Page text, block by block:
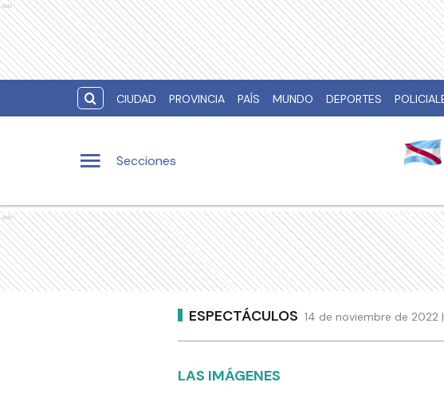
Ads
CIUDAD PROVINCIA PAÍS MUNDO DEPORTES
Secciones
Ads
ESPECTÁCULOS 14 de noviembre de 2022
LAS IMÁGENES